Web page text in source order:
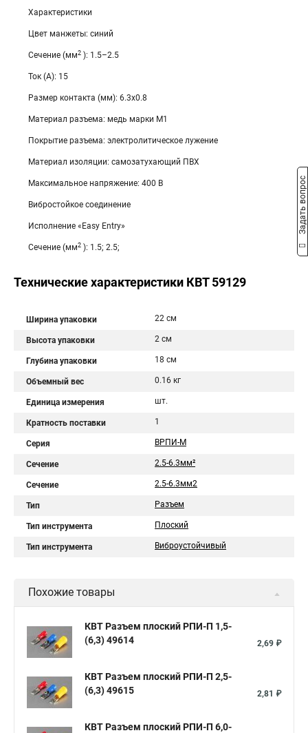
Характеристики
Цвет манжеты: синий
Сечение (мм2 ): 1.5–2.5
Ток (А): 15
Размер контакта (мм): 6.3х0.8
Материал разъема: медь марки М1
Покрытие разъема: электролитическое лужение
Материал изоляции: самозатухающий ПВХ
Максимальное напряжение: 400 В
Вибростойкое соединение
Исполнение «Easy Entry»
Сечение (мм2 ): 1.5; 2.5;
Технические характеристики КВТ 59129
Ширина упаковки 22 см
Высота упаковки 2 см
Глубина упаковки 18 см
Объемный вес 0.16 кг
Единица измерения шт.
Кратность поставки 1
Серия ВРПИ-М
Сечение 2.5-6.3мм²
Сечение 2.5-6.3мм2
Тип Разъем
Тип инструмента Плоский
Тип инструмента Виброустойчивый
Похожие товары
КВТ Разъем плоский РПИ-П 1,5-
(6,3) 49614
2,69 ₽
КВТ Разъем плоский РПИ-П 2,5-
(6,3) 49615
2,81 ₽
КВТ Разъем плоский РПИ-П 6,0-
Задать вопрос